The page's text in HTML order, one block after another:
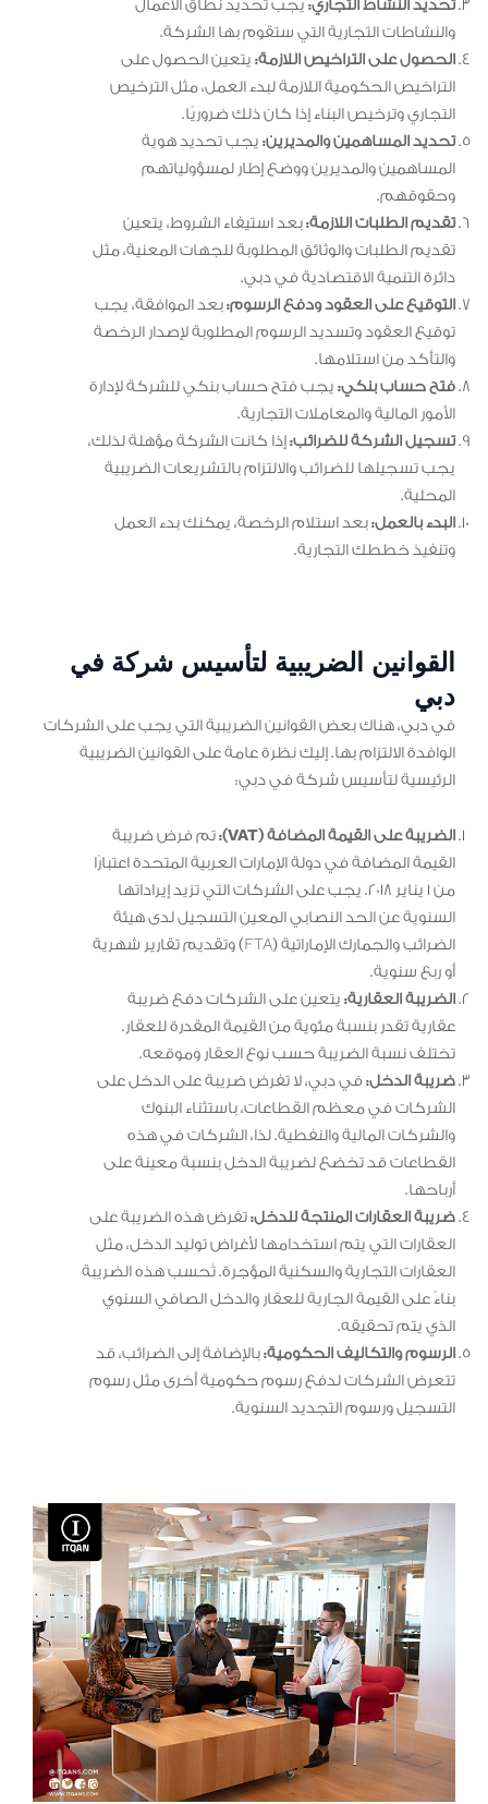
تحديد النشاط التجاري: يجب تحديد نطاق الأعمال
والنشاطات التجارية التي ستقوم بها الشركة.
الحصول على التراخيص اللازمة: يتعين الحصول على
التراخيص الحكومية اللازمة لبدء العمل، مثل الترخيص
التجاري وترخيص البناء إذا كان ذلك ضروريًا.
تحديد المساهمين والمديرين: يجب تحديد هوية
المساهمين والمديرين ووضع إطار لمسؤولياتهم
وحقوقهم.
تقديم الطلبات اللازمة:بعد استيفاء الشروط، يتعين
تقديم الطلبات والوثائق المطلوبة للجهات المعنية، مثل
دائرة التنمية الاقتصادية في دبي.
التوقيع على العقود ودفع الرسوم:بعد الموافقة، يجب
توقيع العقود وتسديد الرسوم المطلوبة لإصدار الرخصة
والتأكد من استلامها.
فتح حساب بنكي: يجب فتح حساب بنكي للشركة لإدارة
الأمور المالية والمعاملات التجارية.
تسجيل الشركة للضرائب:إذا كانت الشركة مؤهلة لذلك،
يجب تسجيلها للضرائب والالتزام بالتشريعات الضريبية
المحلية.
البدء بالعمل:بعد استلام الرخصة، يمكنك بدء العمل
وتنفيذ خططك التجارية.
القوانين الضريبية لتأسيس شركة في
دبي
في دبي، هناك بعض القوانين الضريبية التي يجب على الشركات
الوافدة الالتزام بها. إليك نظرة عامة على القوانين الضريبية
الرئيسية لتأسيس شركة في دبي:
الضريبة على القيمة المضافة (VAT):
تم فرض ضريبة
القيمة المضافة في دولة الإمارات العربية المتحدة اعتبارًا
من 1 يناير 2018. يجب على الشركات التي تزيد إيراداتها
السنوية عن الحد النصابي المعين التسجيل لدى هيئة
الضرائب والجمارك الإماراتية (FTA) وتقديم تقارير شهرية
أو ربع سنوية.
الضريبة العقارية: يتعين على الشركات دفع ضريبة
عقارية تقدر بنسبة مئوية من القيمة المقدرة للعقار.
تختلف نسبة الضريبة حسب نوع العقار وموقعه.
ضريبة الدخل:في دبي، لا تفرض ضريبة على الدخل على
الشركات في معظم القطاعات، باستثناء البنوك
والشركات المالية والنفطية. لذا، الشركات في هذه
القطاعات قد تخضع لضريبة الدخل بنسبة معينة على
أرباحها.
ضريبة العقارات المنتجة للدخل:تفرض هذه الضريبة على
العقارات التي يتم استخدامها لأغراض توليد الدخل، مثل
العقارات التجارية والسكنية المؤجرة. تُحسب هذه الضريبة
بناءً على القيمة الجارية للعقار والدخل الصافي السنوي
الذي يتم تحقيقه.
الرسوم والتكاليف الحكومية:بالإضافة إلى الضرائب، قد
تتعرض الشركات لدفع رسوم حكومية أخرى مثل رسوم
التسجيل ورسوم التجديد السنوية.